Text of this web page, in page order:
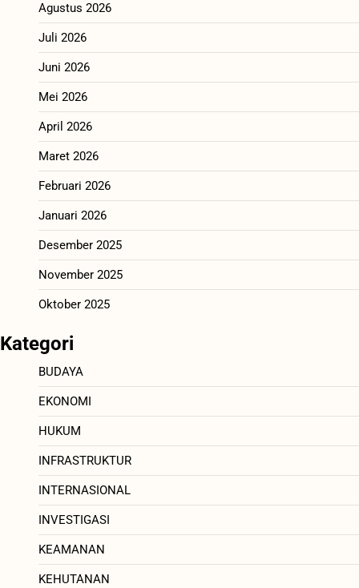
Agustus 2026
Juli 2026
Juni 2026
Mei 2026
April 2026
Maret 2026
Februari 2026
Januari 2026
Desember 2025
November 2025
Oktober 2025
Kategori
BUDAYA
EKONOMI
HUKUM
INFRASTRUKTUR
INTERNASIONAL
INVESTIGASI
KEAMANAN
KEHUTANAN